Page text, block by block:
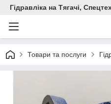
Гідравліка на Тягачі,
Товари та послуги